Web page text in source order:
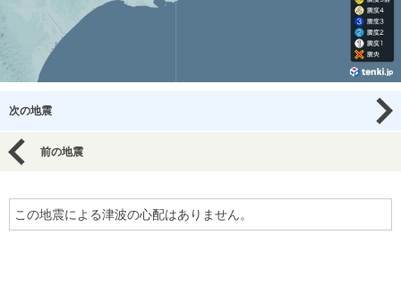
次の地震
前の地震
この地震による津波の心配はありません。